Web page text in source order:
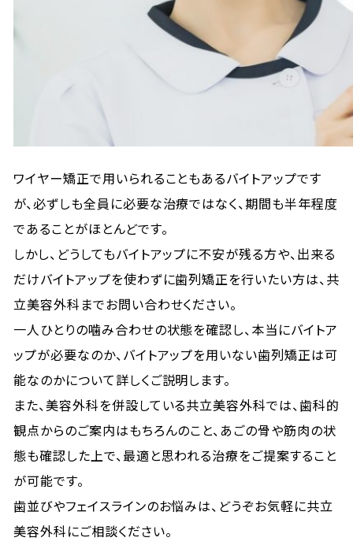
ワイヤー矯正で用いられることもあるバイトアップです
が、必ずしも全員に必要な治療ではなく、期間も半年程度
であることがほとんどです。
しかし、どうしてもバイトアップに不安が残る方や、出来る
だけバイトアップを使わずに歯列矯正を行いたい方は、共
立美容外科までお問い合わせください。
一人ひとりの噛み合わせの状態を確認し、本当にバイトア
ップが必要なのか、バイトアップを用いない歯列矯正は可
能なのかについて詳しくご説明します。
また、美容外科を併設している共立美容外科では、歯科的
観点からのご案内はもちろんのこと、あごの骨や筋肉の状
態も確認した上で、最適と思われる治療をご提案すること
が可能です。
歯並びやフェイスラインのお悩みは、どうぞお気軽に共立
美容外科にご相談ください。